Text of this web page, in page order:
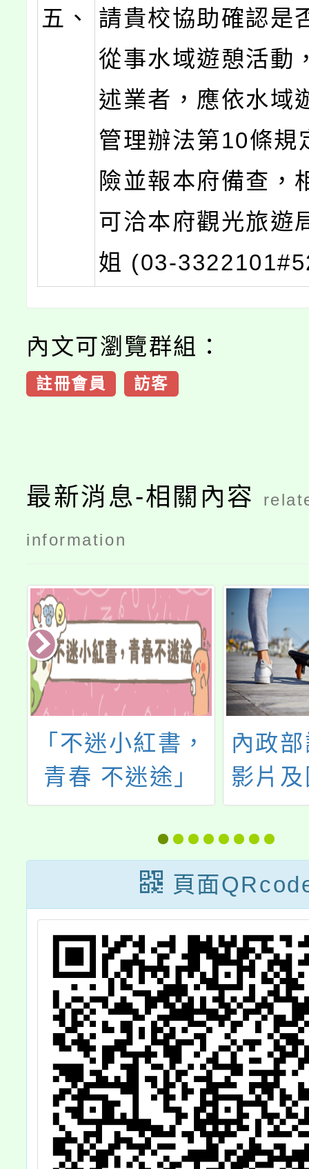
五、
請貴校協助確認是
從事水域遊憩活動
述業者，應依水域
管理辦法第10條規
險並報本府備查，
可洽本府觀光旅遊
姐 (03-
內文可瀏覽群組：
註冊會員 訪客
最新消息-相關內容
information
「不迷小紅書，
青春 不迷途」
內政
影片
材
頁面